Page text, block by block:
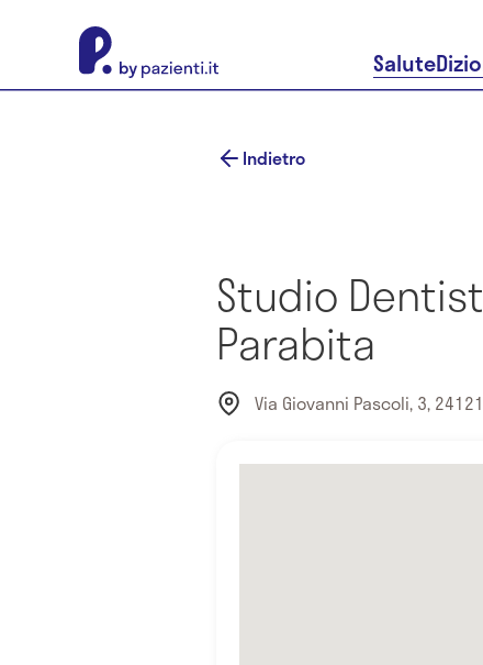
Salute
Indietro
Studio
Parabita
Via Giovanni Pascoli, 3,